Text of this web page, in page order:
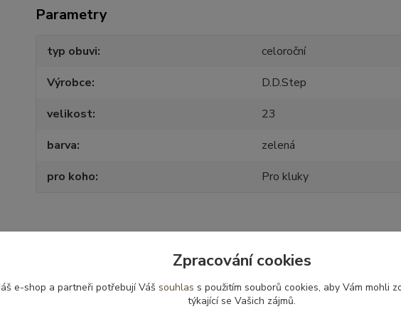
Parametry
typ obuvi
celoroční
Výrobce
D.D.Step
velikost
23
barva
zelená
pro koho
Pro kluky
Zboží zařazeno v kategoriích
Obuv celoroční - vel.23
Zpracování cookies
e-shop a partneři potřebují Váš souhlas s použitím souborů cookies, aby Vám mohli
týkající se Vašich zájmů.